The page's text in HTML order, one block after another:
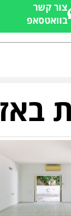
צור קשר
בוואטסאפ